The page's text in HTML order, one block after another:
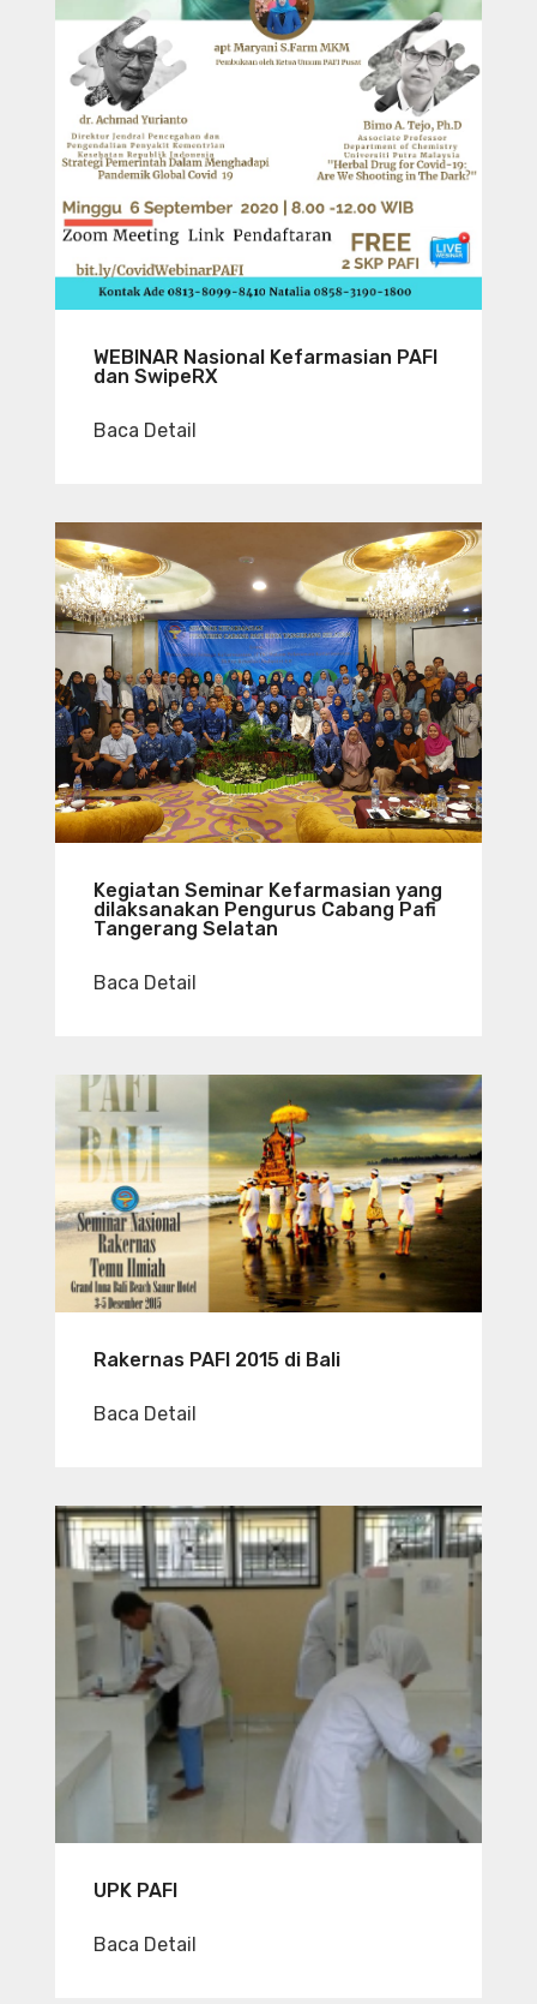
WEBINAR Nasional Kefarmasian PAFI
dan SwipeRX
Baca Detail
Kegiatan Seminar Kefarmasian yang
dilaksanakan Pengurus Cabang Pafi
Tangerang Selatan
Baca Detail
Rakernas PAFI 2015 di Bali
Baca Detail
UPK PAFI
Baca Detail